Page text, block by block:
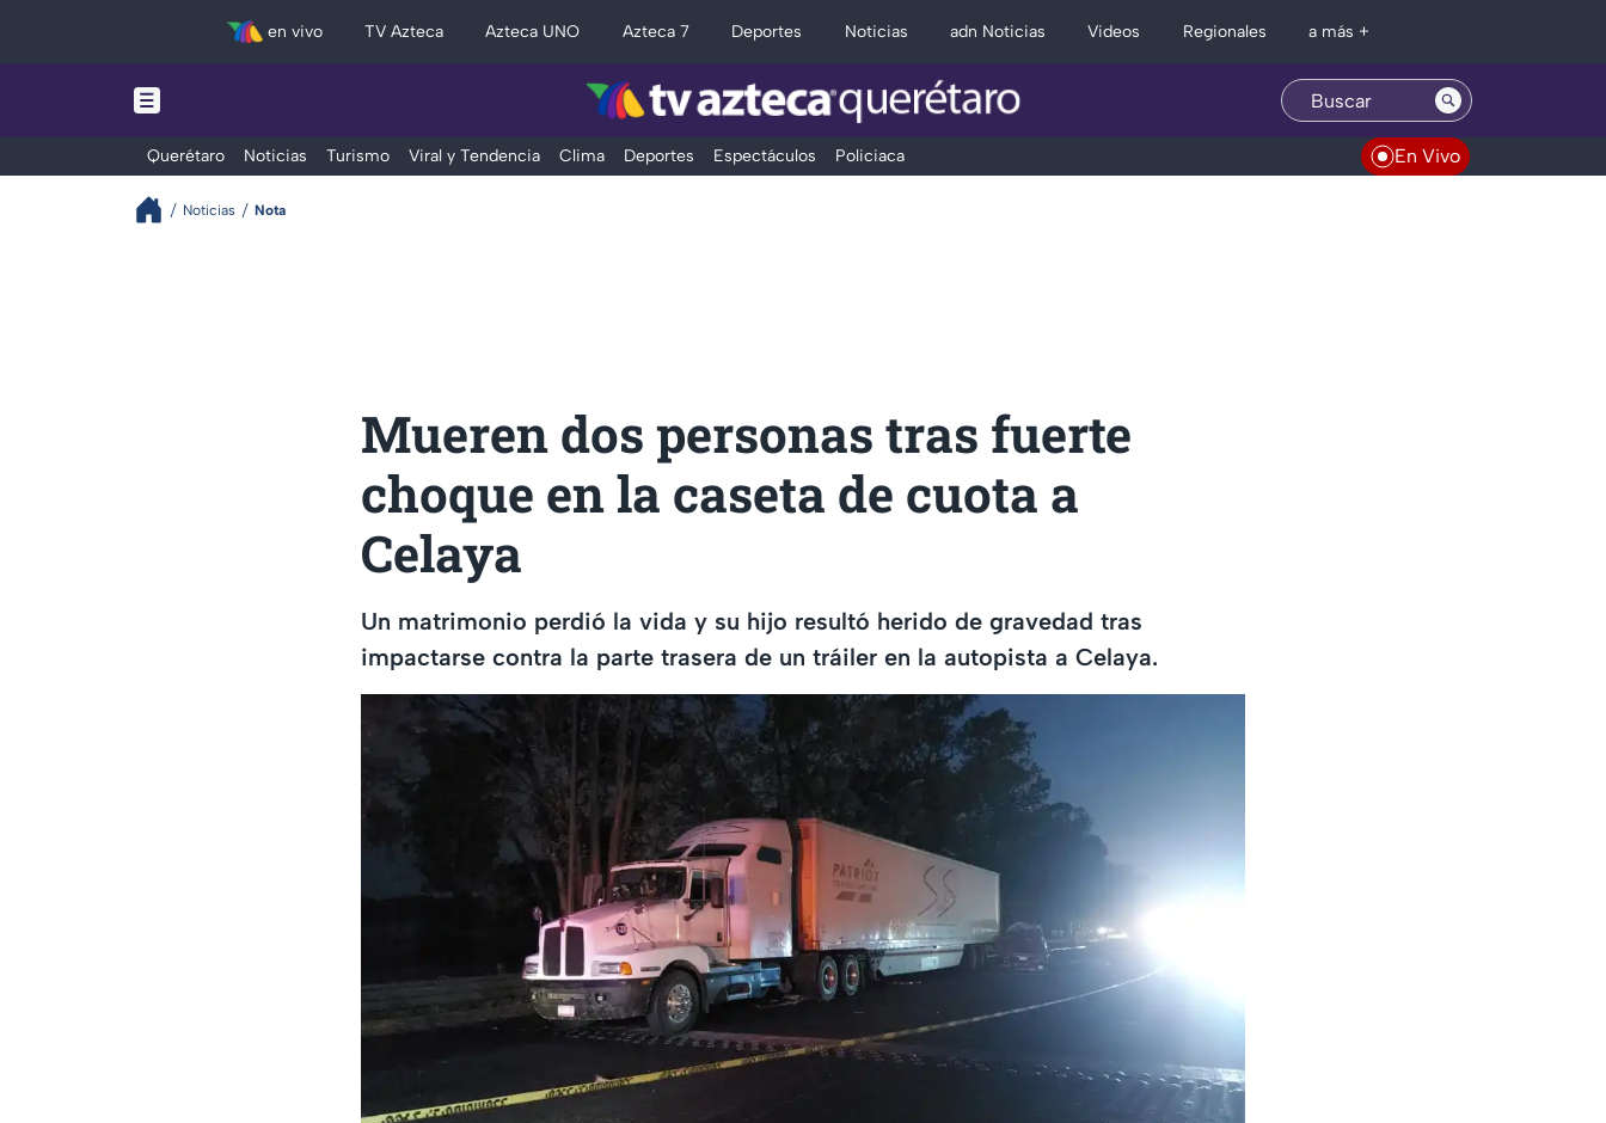
en vivo TV Azteca Azteca UNO Azteca 7 Deportes Noticias adn Noticias Videos Regionales a más +
Querétaro Noticias Turismo Viral y Tendencia Clima Deportes Espectáculos Policiaca En Vivo
Noticias Nota
Mueren dos personas tras fuerte
choque en la caseta de cuota a
Celaya
Un matrimonio perdió la vida y su hijo resultó herido de gravedad tras
impactarse contra la parte trasera de un tráiler en la autopista a Celaya.